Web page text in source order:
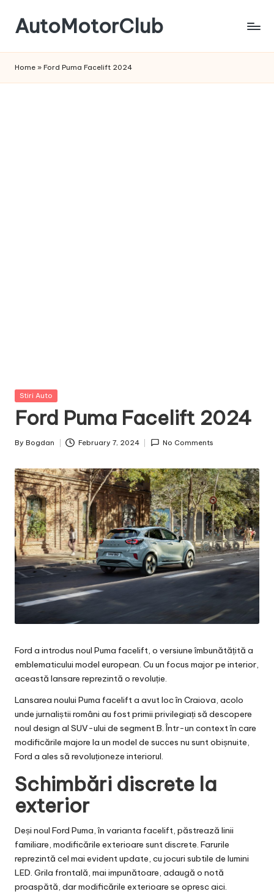
Skip
content
AutoMotorClub
masini
Home » Ford Puma Facelift 2024
Posted
Stiri Auto
Ford Puma Facelift 2024
Posted
By Bogdan February 7, 2024 No Comments
Ford a introdus noul Puma facelift, o versiune îmbunătățită a
emblematicului model european. Cu un focus major pe interior,
această lansare reprezintă o revoluție.
Lansarea noului Puma facelift a avut loc în Craiova, acolo
unde jurnaliștii români au fost primii privilegiați să descopere
noul design al SUV-ului de segment B. Într-un context în care
modificările majore la un model de succes nu sunt obișnuite,
Ford a ales să revoluționeze interiorul.
Schimbări discrete la
exterior
Deși noul Ford Puma, în varianta facelift, păstrează linii
familiare, modificările exterioare sunt discrete. Farurile
reprezintă cel mai evident update, cu jocuri subtile de lumini
LED. Grila frontală, mai impunătoare, adaugă o notă
proaspătă, dar modificările exterioare se opresc aici.